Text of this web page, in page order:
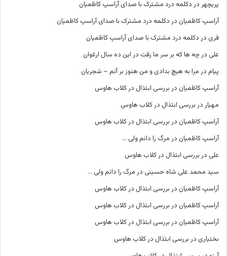
پریچهر در دکلمه درد مشترک با صدای آراسپ کاظمیان
آراسپ کاظمیان در دکلمه درد مشترک با صدای آراسپ کاظمیان
فری در دکلمه درد مشترک با صدای آراسپ کاظمیان
علی در چه ها که بر سر ما رفت در این ده سال ارغوان
پیام در مرا به هیچ بدادی و من هنوز بر آنم – شجریان
آراسپ کاظمیان در بررسی ابتذال در کلاب هاوس
مهیار در بررسی ابتذال در کلاب هاوس
آراسپ کاظمیان در بررسی ابتذال در کلاب هاوس
آراسپ کاظمیان در مرگ را دانم ولی …
علی در بررسی ابتذال در کلاب هاوس
سید محمد علی شاه حسینی در مرگ را دانم ولی …
آراسپ کاظمیان در بررسی ابتذال در کلاب هاوس
آراسپ کاظمیان در بررسی ابتذال در کلاب هاوس
آراسپ کاظمیان در بررسی ابتذال در کلاب هاوس
بختیاری در بررسی ابتذال در کلاب هاوس